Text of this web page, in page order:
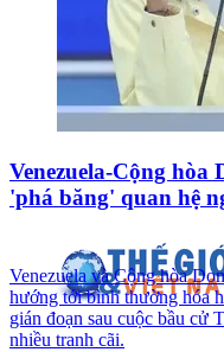
Venezuela-Cộng
'phá băng' quan hệ
Venezuela và Cộng hòa
hướng tới bình thường hóa
gián đoạn sau cuộc bầu cử
nhiều tranh cãi.